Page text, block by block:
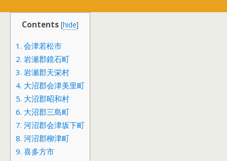
Contents [hide]
1. 会津若松市
2. 岩瀬郡鏡石町
3. 岩瀬郡天栄村
4. 大沼郡会津美里町
5. 大沼郡昭和村
6. 大沼郡三島町
7. 河沼郡会津坂下町
8. 河沼郡柳津町
9. 喜多方市